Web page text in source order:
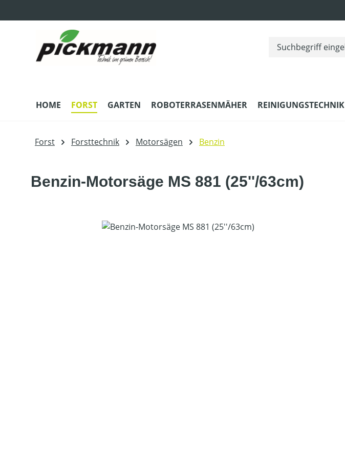
HOME FORST GARTEN ROBOTERRASENMÄHER REINIGUNGSTECHNIK
Forst Forsttechnik Motorsägen Benzin
Benzin-Motorsäge MS 881 (25''/63cm)
Bildergalerie überspringen